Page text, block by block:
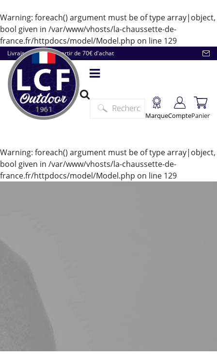
Warning: foreach() argument must be of type array|object,
bool given in /var/www/vhosts/la-chaussette-de-
france.fr/httpdocs/model/Model.php on line 129
Livraison offerte à partir de 70€ d'achat
MarqueComptePanier
Warning: foreach() argument must be of type array|object,
bool given in /var/www/vhosts/la-chaussette-de-
france.fr/httpdocs/model/Model.php on line 129